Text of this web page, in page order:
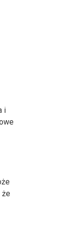
i
że